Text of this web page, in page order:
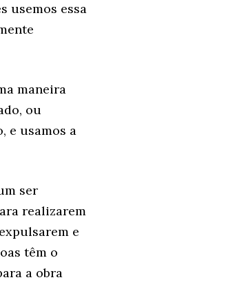
usemos essa
maneira
ou
e usamos a
ser
realizarem
e
têm o
a obra